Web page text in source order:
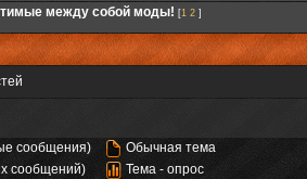
между собой моды! [1 2 ]
сообщения)
Обычная тема
сообщений)
Тема - опрос